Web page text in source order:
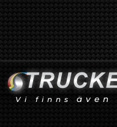
Vi finns även